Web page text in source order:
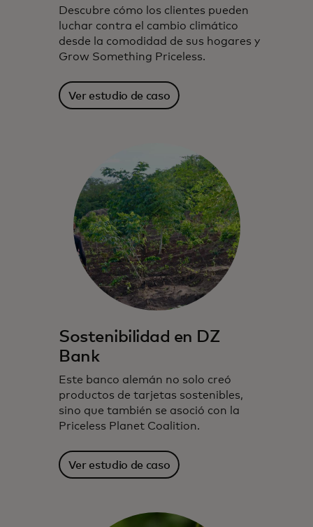
Descubre cómo los clientes pueden
luchar contra el cambio climático
desde la comodidad de sus hogares y
Grow Something Priceless.
Ver estudio de caso
Sostenibilidad en DZ
Bank
Este banco alemán no solo creó
productos de tarjetas sostenibles,
sino que también se asoció con la
Priceless Planet Coalition.
Ver estudio de caso